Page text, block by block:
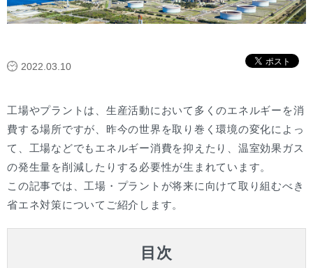
2022.03.10
工場やプラントは、生産活動において多くのエネルギーを消
費する場所ですが、昨今の世界を取り巻く環境の変化によっ
て、工場などでもエネルギー消費を抑えたり、温室効果ガス
の発生量を削減したりする必要性が生まれています。
この記事では、工場・プラントが将来に向けて取り組むべき
省エネ対策についてご紹介します。
目次